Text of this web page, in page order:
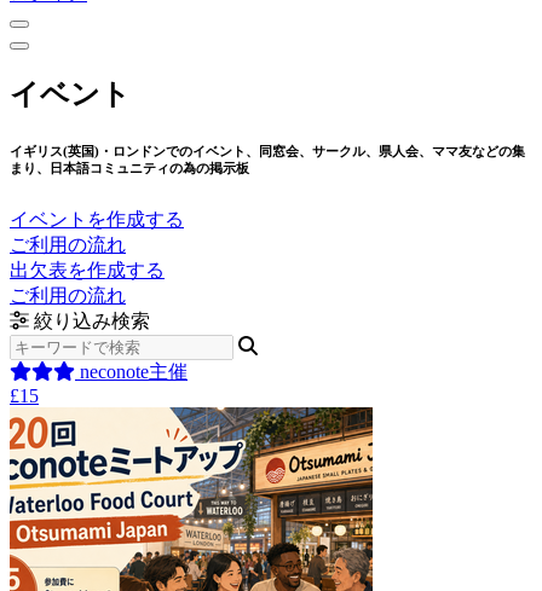
イベント
イギリス(英国)・ロンドンでのイベント、同窓会、サークル、県人会、ママ友などの集
まり、日本語コミュニティの為の掲示板
イベントを作成する
ご利用の流れ
出欠表を作成する
ご利用の流れ
絞り込み検索
neconote主催
£15